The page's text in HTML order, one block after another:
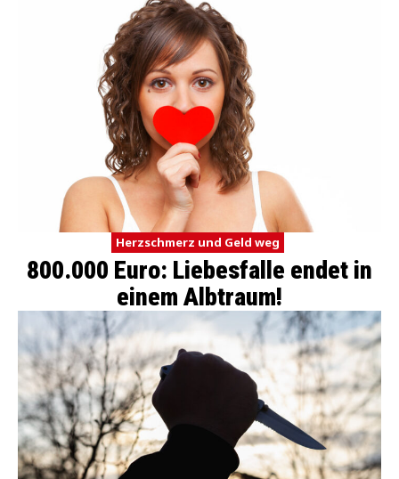
Herzschmerz und Geld weg
800.000 Euro: Liebesfalle endet in
einem Albtraum!